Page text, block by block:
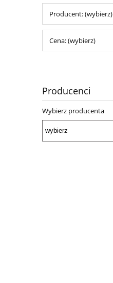
Producent: (wybierz)
Cena: (wybierz)
Producenci
Wybierz producenta